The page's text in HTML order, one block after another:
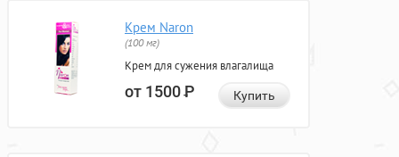
Крем Naron
(100 мг)
Крем для сужения влагалища
от 1500Р Купить